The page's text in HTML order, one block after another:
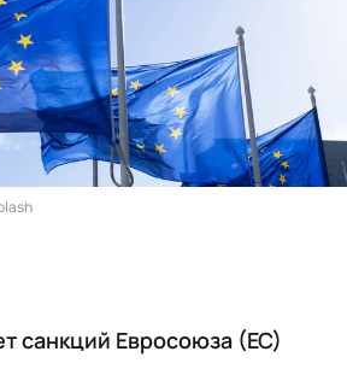
санкций Евросоюза (ЕС)